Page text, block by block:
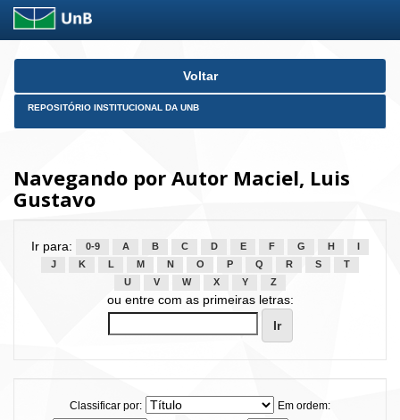
Skip
Voltar
REPOSITÓRIO INSTITUCIONAL DA UNB
Navegando por Autor Maciel, Luis
Gustavo
Ir para: 0-9 A B C D E F G H
J
K L M N O P Q R S
T
U
V W X Y Z
ou entre com as primeiras letras:
Classificar por:
Em ordem: